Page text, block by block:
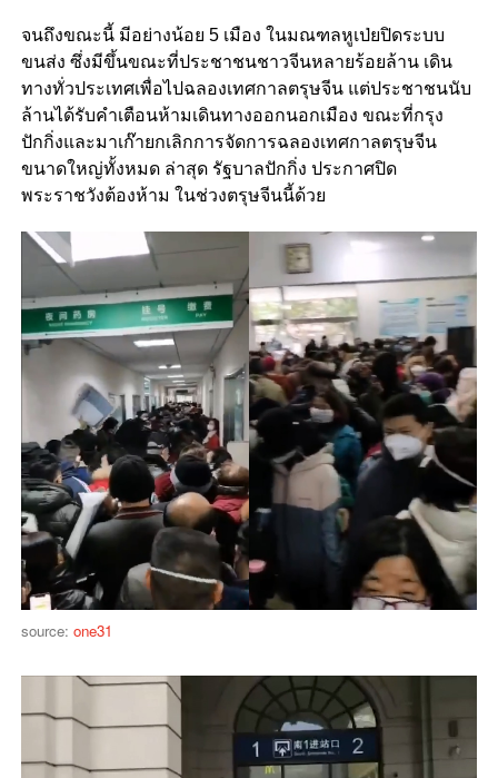
จนถึงขณะนี้ มีอย่างน้อย 5 เมือง ในมณฑลหูเป่ยปิดระบบ
ขนส่ง ซึ่งมีขึ้นขณะที่ประชาชนชาวจีนหลายร้อยล้าน เดิน
ทางทั่วประเทศเพื่อไปฉลองเทศกาลตรุษจีน แต่ประชาชนนับ
ล้านได้รับคำเตือนห้ามเดินทางออกนอกเมือง ขณะที่กรุง
ปักกิ่งและมาเก๊ายกเลิกการจัดการฉลองเทศกาลตรุษจีน
ขนาดใหญ่ทั้งหมด ล่าสุด รัฐบาลปักกิ่ง ประกาศปิด
พระราชวังต้องห้าม ในช่วงตรุษจีนนี้ด้วย
source: one31